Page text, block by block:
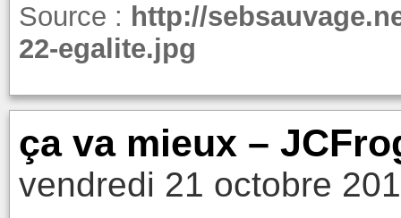
Source : http://
22-egalite.jpg
ça va mieux –
vendredi 21 octobre